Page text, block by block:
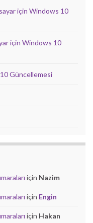
için Windows 10
için Windows 10
Güncellemesi
için Nazim
için Engin
için Hakan